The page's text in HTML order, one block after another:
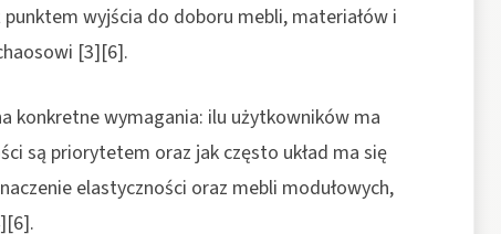
wyjścia do doboru mebli, materiałów i
[3][6].
konkretne wymagania: ilu użytkowników ma
są priorytetem oraz jak często układ ma się
elastyczności oraz mebli modułowych,